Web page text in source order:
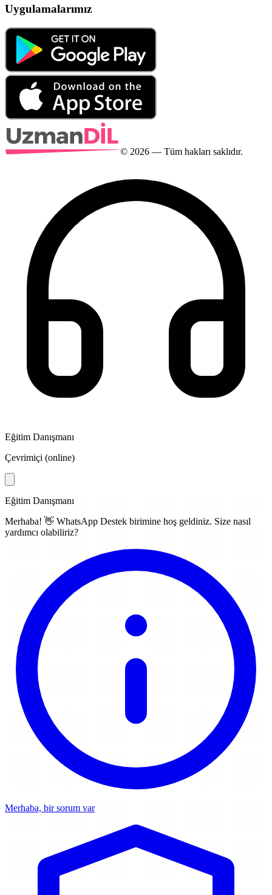
Uygulamalarımız
© 2026 — Tüm hakları saklıdır.
Eğitim Danışmanı
Çevrimiçi (online)
Eğitim Danışmanı
Merhaba! 👋 WhatsApp Destek birimine hoş geldiniz. Size nasıl
yardımcı olabiliriz?
Merhaba, bir sorum var